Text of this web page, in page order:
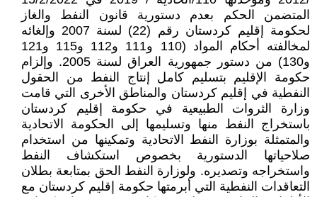
المتضمن الحكم بعدم دستورية قانون النفط والغاز
لحكومة إقليم كردستان رقم (22) لسنة 2007 وإلغائه
لمخالفته أحكام المواد (110 و111 و112 و115 و121
و130) من دستور جمهورية العراق لسنة 2005. وإلزام
حكومة الإقليم بتسليم كامل إنتاج النفط من الحقول
النفطية في إقليم كردستان والمناطق الأخرى التي قامت
وزارة الثروات الطبيعية في حكومة إقليم كردستان
باستخراج النفط منها وتسليمها إلى الحكومة الاتحادية
والمتمثلة بوزارة النفط الاتحادية وتمكينها من استخدام
صلاحياتها الدستورية بخصوص استكشاف النفط
واستخراجه وتصديره. ولوزارة النفط الحق بمتابعة بطلان
التعاقدات النفطية التي أبرمتها حكومة إقليم كردستان مع